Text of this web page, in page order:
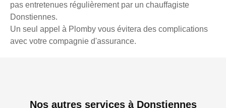
pas entretenues régulièrement par un chauffagiste
Donstiennes.
Un seul appel à Plomby vous évitera des complications
avec votre compagnie d'assurance.
Nos autres services à Donstiennes